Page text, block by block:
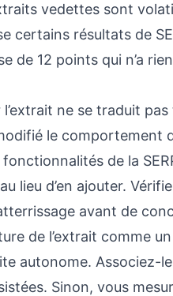
vedettes sont
certains résultats de
de 12 points qui n’a
ne se traduit
le comportement
fonctionnalités de la
lieu d’en ajouter.
avant de
de l’extrait comme
autonome. Associez-
Sinon, vous